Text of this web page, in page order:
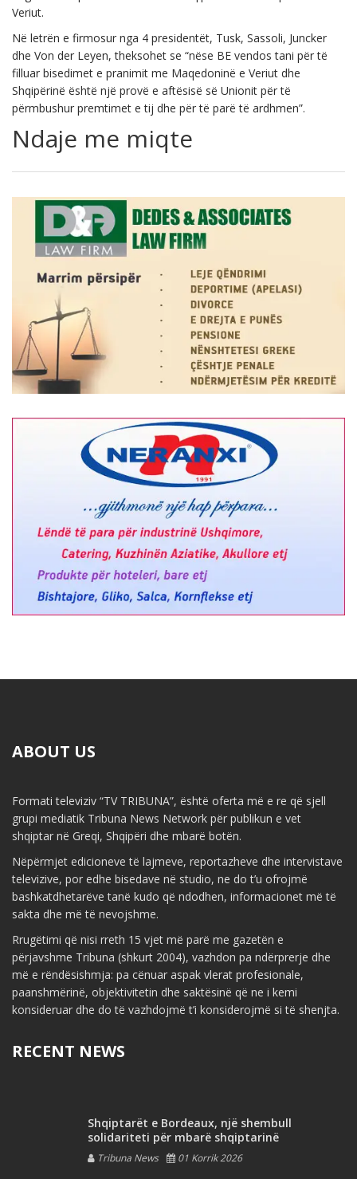
Veriut.
Në letrën e firmosur nga 4 presidentët, Tusk, Sassoli, Juncker
dhe Von der Leyen, theksohet se “nëse BE vendos tani për të
filluar bisedimet e pranimit me Maqedoninë e Veriut dhe
Shqipërinë është një provë e aftësisë së Unionit për të
përmbushur premtimet e tij dhe për të parë të ardhmen”.
Ndaje me miqte
ABOUT US
Formati televiziv “TV TRIBUNA”, është oferta më e re që sjell
grupi mediatik Tribuna News Network për publikun e vet
shqiptar në Greqi, Shqipëri dhe mbarë botën.
Nëpërmjet edicioneve të lajmeve, reportazheve dhe intervistave
televizive, por edhe bisedave në studio, ne do t’u ofrojmë
bashkatdhetarëve tanë kudo që ndodhen, informacionet më të
sakta dhe më të nevojshme.
Rrugëtimi që nisi rreth 15 vjet më parë me gazetën e
përjavshme Tribuna (shkurt 2004), vazhdon pa ndërprerje dhe
më e rëndësishmja: pa cënuar aspak vlerat profesionale,
paanshmërinë, objektivitetin dhe saktësinë që ne i kemi
konsideruar dhe do të vazhdojmë t’i konsiderojmë si të shenjta.
RECENT NEWS
Shqiptarët e Bordeaux, një shembull
solidariteti për mbarë shqiptarinë
Tribuna News 01 Korrik 2026